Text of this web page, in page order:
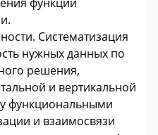
Систематизация
нужных данных по
решения,
и вертикальной
функциональными
и взаимосвязи